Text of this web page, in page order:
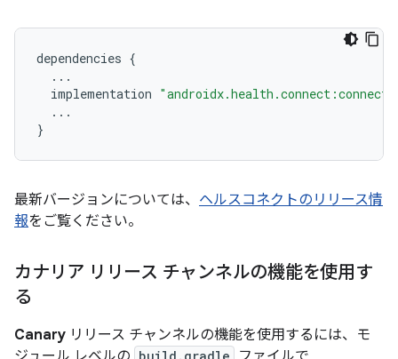
dependencies {
...
implementation
...
}
最新バージョンについては、 ヘルスコネクトのリリース情
報をご覧ください。
カナリア リリース チャンネルの機能を使用す
る
Canary リリース チャンネルの機能を使用するには、モ